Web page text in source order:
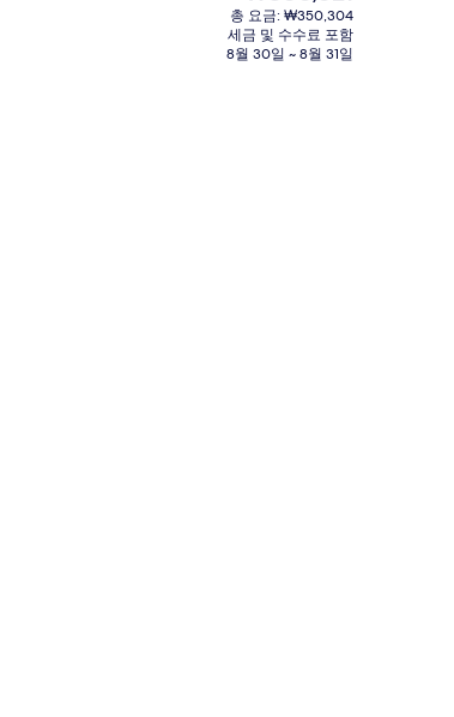
식사 및 음료
재
가
격
총 요금: ₩350,304
세금 및 수수료 포함
8월 30일 ~ 8월 31일